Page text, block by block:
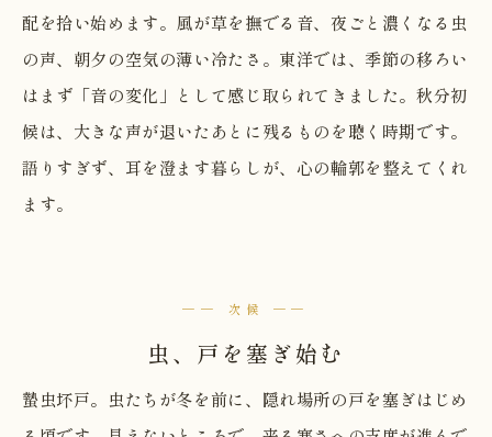
配を拾い始めます。風が草を撫でる音、夜ごと濃くなる虫
の声、朝夕の空気の薄い冷たさ。東洋では、季節の移ろい
はまず「音の変化」として感じ取られてきました。秋分初
候は、大きな声が退いたあとに残るものを聴く時期です。
語りすぎず、耳を澄ます暮らしが、心の輪郭を整えてくれ
ます。
── 次候 ──
虫、戸を塞ぎ始む
蟄虫坏戸。虫たちが冬を前に、隠れ場所の戸を塞ぎはじめ